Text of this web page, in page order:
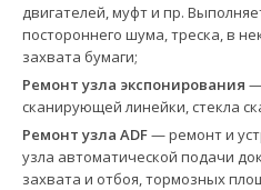
двигателей, муфт и пр.
постороннего шума, треска, в
захвата бумаги;
Ремонт узла экспонирования —
сканирующей линейки, стекла
Ремонт узла ADF— ремонт и
узла автоматической подачи
захвата и отбоя, тормозных